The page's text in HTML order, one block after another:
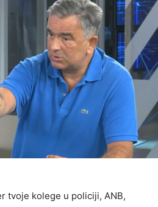
tvoje kolege u policiji, ANB,